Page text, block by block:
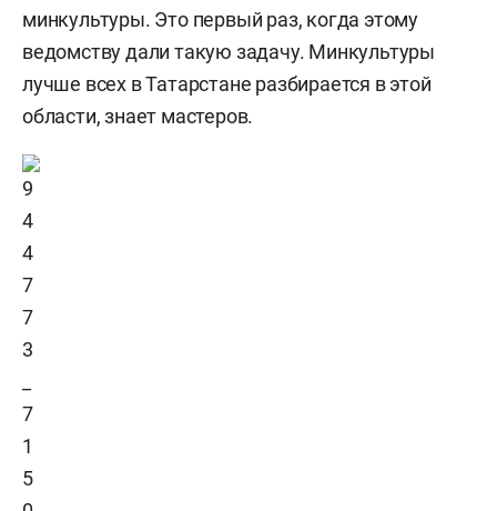
минкультуры. Это первый раз, когда этому
ведомству дали такую задачу. Минкультуры
лучше всех в Татарстане разбирается в этой
области, знает мастеров.